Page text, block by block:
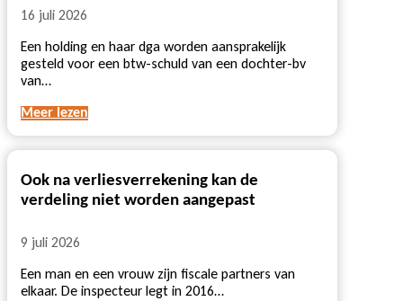
16 juli 2026
Een holding en haar dga worden aansprakelijk
gesteld voor een btw-schuld van een dochter-bv
van…
Meer lezen
Ook na verliesverrekening kan de
verdeling niet worden aangepast
9 juli 2026
Een man en een vrouw zijn fiscale partners van
elkaar. De inspecteur legt in 2016…